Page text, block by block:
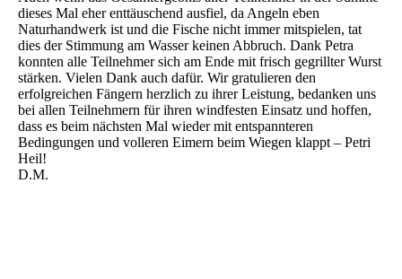
dieses Mal eher enttäuschend ausfiel, da Angeln eben
Naturhandwerk ist und die Fische nicht immer mitspielen, tat
dies der Stimmung am Wasser keinen Abbruch. Dank Petra
konnten alle Teilnehmer sich am Ende mit frisch gegrillter Wurst
stärken. Vielen Dank auch dafür. Wir gratulieren den
erfolgreichen Fängern herzlich zu ihrer Leistung, bedanken uns
bei allen Teilnehmern für ihren windfesten Einsatz und hoffen,
dass es beim nächsten Mal wieder mit entspannteren
Bedingungen und volleren Eimern beim Wiegen klappt – Petri
Heil!
D.M.